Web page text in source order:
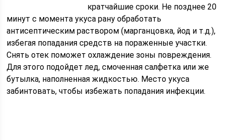
кратчайшие сроки. Не позднее 20
минут с момента укуса рану обработать
антисептическим раствором (марганцовка, йод и т.д.),
избегая попадания средств на пораженные участки.
Снять отек поможет охлаждение зоны повреждения.
Для этого подойдет лед, смоченная салфетка или же
бутылка, наполненная жидкостью. Место укуса
забинтовать, чтобы избежать попадания инфекции.